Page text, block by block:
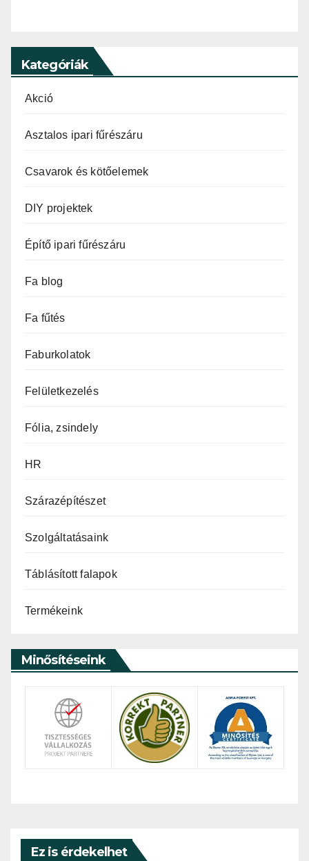
Kategóriák
Akció
Asztalos ipari fűrészáru
Csavarok és kötőelemek
DIY projektek
Építő ipari fűrészáru
Fa blog
Fa fűtés
Faburkolatok
Felületkezelés
Fólia, zsindely
HR
Szárazépítészet
Szolgáltatásaink
Táblásított falapok
Termékeink
Minősítéseink
Ez is érdekelhet